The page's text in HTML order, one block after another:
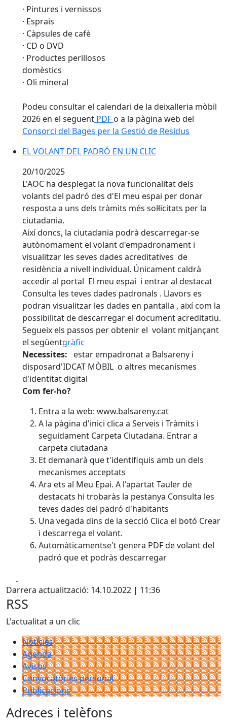
· Pintures i vernissos
· Esprais
· Càpsules de cafè
· CD o DVD
· Productes perillosos
domèstics
· Oli mineral
Podeu consultar el calendari de la deixalleria mòbil
2026 en el següent PDF o a la pàgina web del
Consorci del Bages per la Gestió de Residus
EL VOLANT DEL PADRÓ EN UN CLIC
20/10/2025
L'AOC ha desplegat la nova funcionalitat dels
volants del padró des d'El meu espai per donar
resposta a uns dels tràmits més sol·licitats per la
ciutadania.
Així doncs, la ciutadania podrà descarregar-se
autònomament el volant d'empadronament i
visualitzar les seves dades acreditatives de
residència a nivell individual. Únicament caldrà
accedir al portal El meu espai i entrar al destacat
Consulta les teves dades padronals . Llavors es
podran visualitzar les dades en pantalla , així com la
possibilitat de descarregar el document acreditatiu.
Segueix els passos per obtenir el volant mitjançant
el següentgràfic
Necessites: estar empadronat a Balsareny i
disposard'IDCAT MÒBIL o altres mecanismes
d'identitat digital
Com fer-ho?
Entra a la web: www.balsareny.cat
A la pàgina d'inici clica a Serveis i Tràmits i
seguidament Carpeta Ciutadana. Entrar a
carpeta ciutadana
Et demanarà que t'identifiquis amb un dels
mecanismes acceptats
Ara ets al Meu Epai. A l'apartat Tauler de
destacats hi trobaràs la pestanya Consulta les
teves dades del padró d'habitants
Una vegada dins de la secció Clica el botó Crear
i descarrega el volant.
Automàticamentse't genera PDF de volant del
padró que et podràs descarregar
Darrera actualització: 14.10.2022 | 11:36
RSS
L'actualitat a un clic
Notícies
Agenda
Avisos
Convocatòries personal
Publicacions
Adreces i telèfons